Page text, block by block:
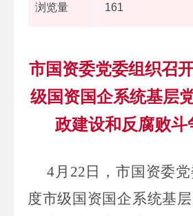
浏览量 161
市国资委党委组织召
级国资国企系统基层
政建设和反腐败斗
4月22日，市国资委
度市级国资国企系统基